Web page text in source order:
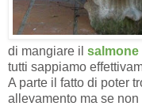
di mangiare il salmone
tutti sappiamo
A parte il fatto di poter
allevamento ma se